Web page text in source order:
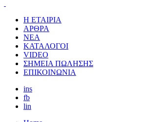
Η ΕΤΑΙΡΙΑ
ΑΡΘΡΑ
ΝΕΑ
ΚΑΤΑΛΟΓΟΙ
VIDEO
ΣΗΜΕΙΑ ΠΩΛΗΣΗΣ
ΕΠΙΚΟΙΝΩΝΙΑ
ins
fb
lin